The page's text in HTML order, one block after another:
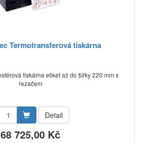
Termotransferová tiskárna
tiskárna etiket až do šířky 220 mm s
řezačem
Detail
68 725,00 Kč